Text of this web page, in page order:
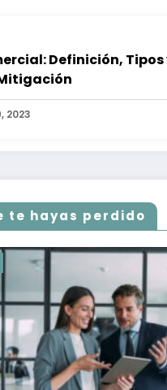
Definición, Tipos
2023
te hayas perdido